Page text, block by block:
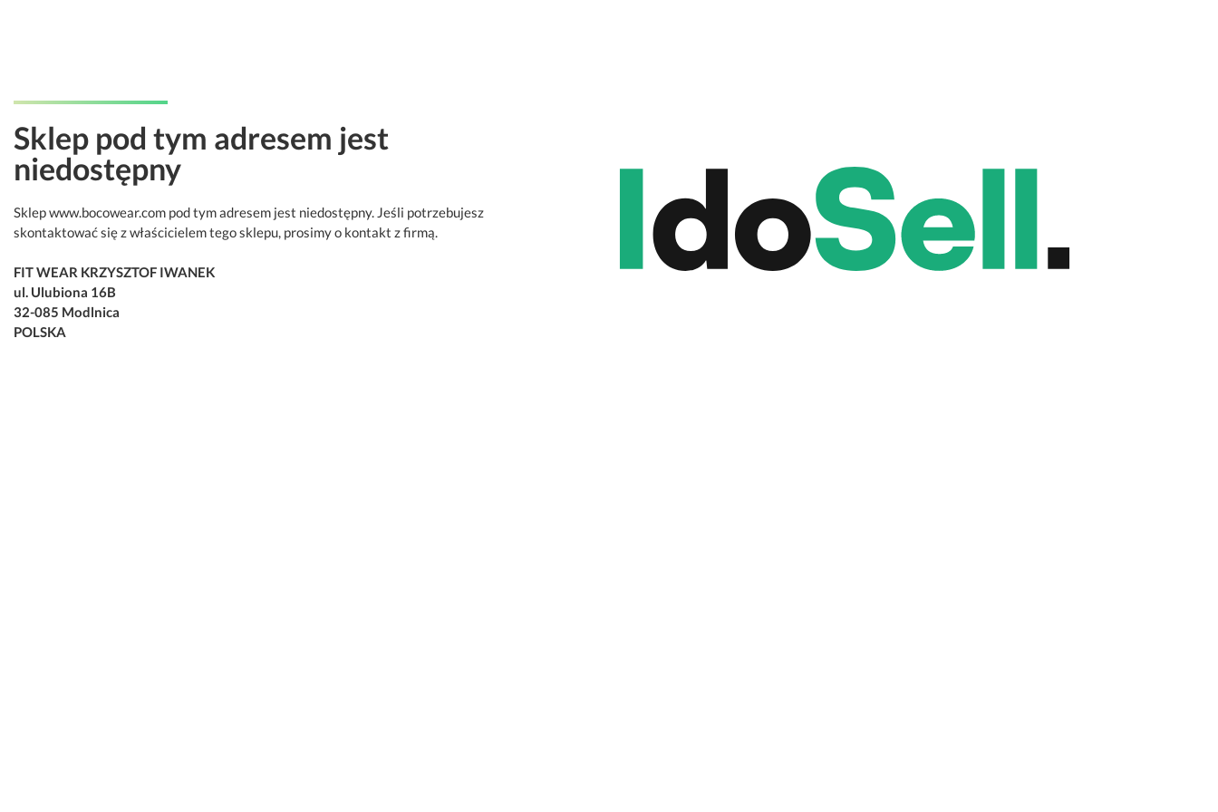
Sklep pod tym adresem jest
niedostępny
Sklep www.bocowear.com pod tym adresem jest niedostępny. Jeśli potrzebujesz
skontaktować się z właścicielem tego sklepu, prosimy o kontakt z firmą.
FIT WEAR KRZYSZTOF IWANEK
ul. Ulubiona 16B
32-085 Modlnica
POLSKA